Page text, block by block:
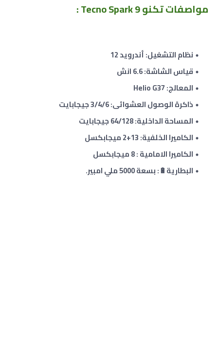
مواصفات تكنو Tecno Spark 9 :
نظام التشغيل: أندرويد 12
قياس الشاشة: 6.6 انش
المعالج: Helio G37
ذاكرة الوصول العشوائى: 3/4/6 جيجابايت
المساحة الداخلية: 64/128 جيجابايت
الكاميرا الخلفية: 13+2 ميجابكسل
الكاميرا الامامية : 8 ميجابكسل
البطارية🔋: بسعة 5000 ملي امبير.